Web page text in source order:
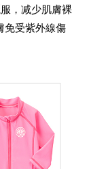
，减少肌膚裸
免受紫外線傷